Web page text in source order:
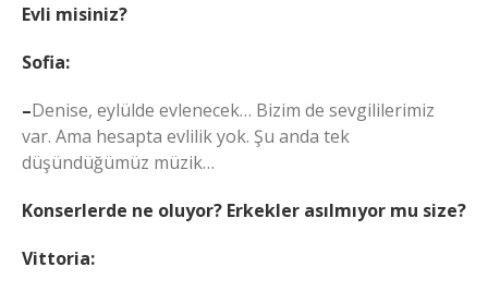
Evli misiniz?
Sofia:
–Denise, eylülde evlenecek… Bizim de sevgililerimiz
var. Ama hesapta evlilik yok. Şu anda tek
düşündüğümüz müzik…
Konserlerde ne oluyor? Erkekler asılmıyor mu size?
Vittoria: